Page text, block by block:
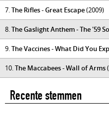
7.The Rifles - Great Escape(2009)
8.The Gaslight Anthem - The '59
9.The Vaccines - What Did You
10.The Maccabees - Wall of Arms
Recente stemmen